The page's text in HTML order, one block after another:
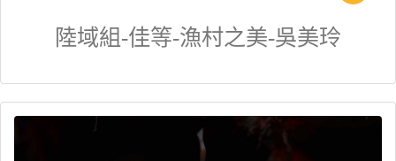
陸域組-佳等-漁村之美-吳美玲